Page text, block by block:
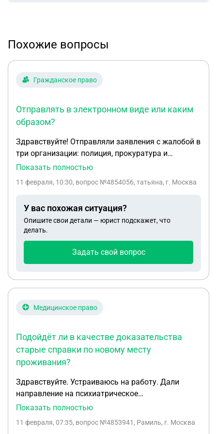
Похожие вопросы
Гражданское право
Отправлять в электронном виде или каким
образом?
Здравствуйте! Отправляли заявления с жалобой в
три организации: полиция, прокуратура и
росгвардия заказными письмами почтой россии.
почте их никто не забирает, и, видимо, не заберет.
электронном виде или каким образом?
Показать полностью
11 февраля, 10:30, вопрос №4854056, татьяна, г. Москва
У вас похожая ситуация?
Опишите свои детали — юрист подскажет, что
делать.
Задать свой вопрос
Медицинское право
Подойдёт ли в качестве доказательства
старые справки по новому месту
проживания?
Здравствуйте. Устраиваюсь на работу. Дали
направление на психиатрическое
освидетельствование. Обратился в регистратуру,
документы, что хочу только узнать стоимость
Показать полностью
11 февраля, 07:35, вопрос №4853941, Рамиль, г. Москва